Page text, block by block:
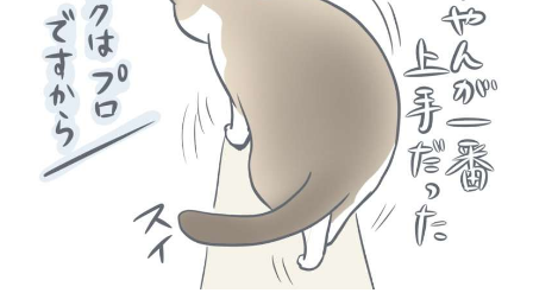
PECOアプリをダウンロード済みの方
アプリで開く